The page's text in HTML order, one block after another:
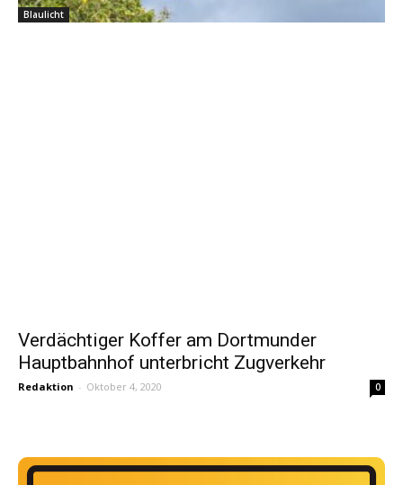
Blaulicht
Verdächtiger Koffer am Dortmunder
Hauptbahnhof unterbricht Zugverkehr
Redaktion - Oktober 4, 2020 0